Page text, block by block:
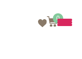
0